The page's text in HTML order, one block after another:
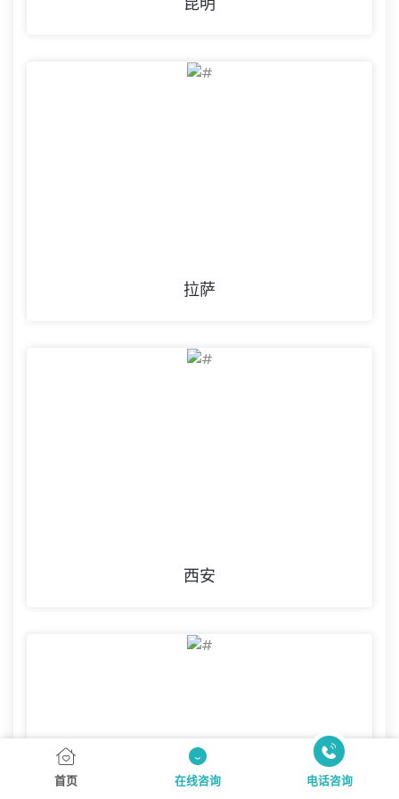
拉萨
西安
首页 在线咨询 电话咨询